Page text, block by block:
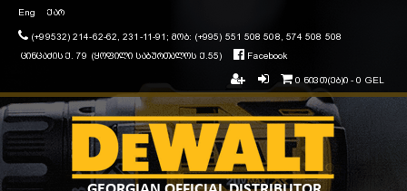
Eng ქარ
(+99532) 214-62-62, 231-11-91; მობ: (+995) 551 508 508, 574 508 508
ცინცაძის ქ. 79 (ყოფილი საბურთალოს ქ.55)
Facebook
0 ნივთ(ებ)ი - 0 GEL